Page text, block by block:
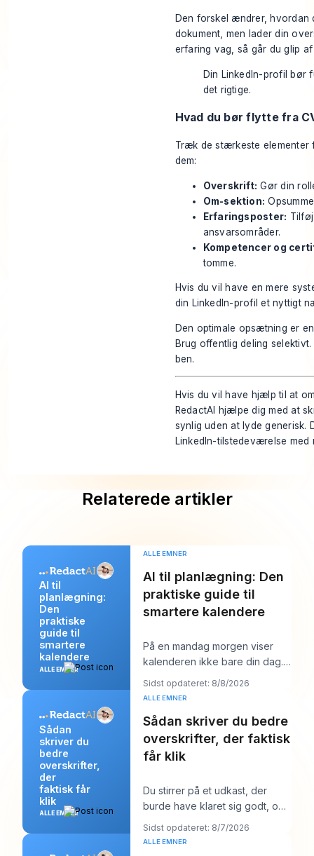
Den forskel ændrer, hvordan
dokument, men lader din
erfaring vag, så går du glip
Din LinkedIn-profil bør
det rigtige.
Hvad du bør flytte fra
Træk de stærkeste elementer
dem:
Overskrift: Gør din
Om-sektion:
Erfaringsposter:
ansvarsområder.
Kompetencer og
tomme.
Hvis du vil have en mere
din LinkedIn-profil et nyttigt
Den optimale opsætning er
Brug offentlig deling
ben.
Hvis du vil have hjælp til at
RedactAI
hjælpe dig med at
synlig uden at lyde generisk.
LinkedIn-tilstedeværelse med
Relaterede artikler
AI til
planlægning:
Den
praktiske
guide til
smartere
kalendere
ALLE EMNER
ALLE EMNER
AI til planlægning: Den
praktiske guide til
smartere kalendere
På en mandag morgen viser
kalenderen ikke bare din dag.
Den begynder at forhandle
med den. Du har én
Sidst opdateret: 8/8/2026
Sådan
skriver du
bedre
overskrifter,
der
faktisk får
klik
ALLE EMNER
ALLE EMNER
Sådan skriver du bedre
overskrifter, der faktisk
får klik
Du stirrer på et udkast, der
burde have klaret sig godt, og
overskriften er sandsynligvis
det første
Sidst opdateret: 8/7/2026
ALLE EMNER